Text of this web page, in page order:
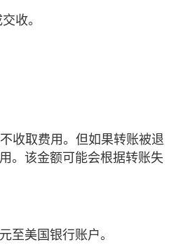
收。
收取费用。但如果转账被退
。该金额可能会根据转账失
至美国银行账户。